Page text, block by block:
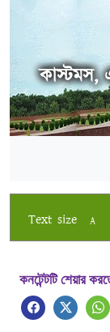
কাস্টমস,
Text size A
কনটেন্টটি শেয়ার